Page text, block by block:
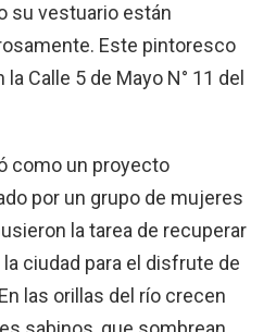
su vestuario están
Este pintoresco
Calle 5 de Mayo N° 11 del
como un proyecto
por un grupo de mujeres
la tarea de recuperar
ciudad para el disfrute de
las orillas del río crecen